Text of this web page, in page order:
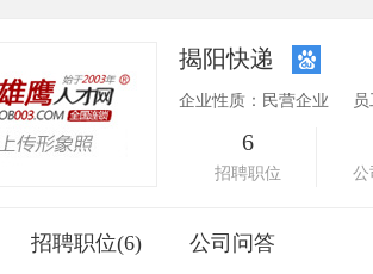
揭阳快递
企业性质：民营企业
6
招聘职位 公
招聘职位(6) 公司问答